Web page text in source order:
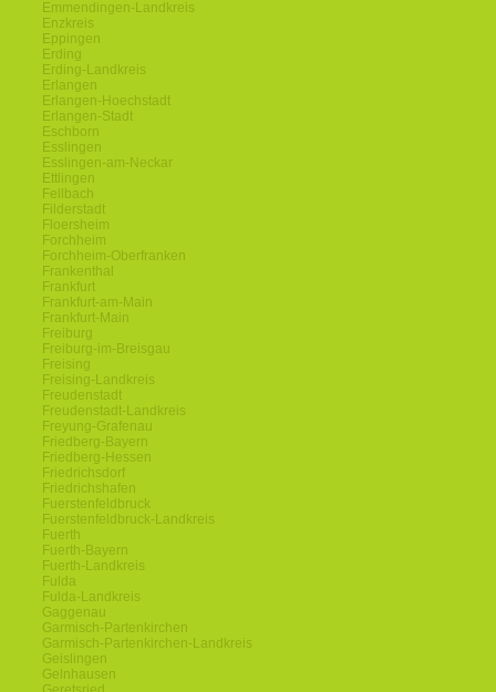
Emmendingen-Landkreis
Enzkreis
Eppingen
Erding
Erding-Landkreis
Erlangen
Erlangen-Hoechstadt
Erlangen-Stadt
Eschborn
Esslingen
Esslingen-am-Neckar
Ettlingen
Fellbach
Filderstadt
Floersheim
Forchheim
Forchheim-Oberfranken
Frankenthal
Frankfurt
Frankfurt-am-Main
Frankfurt-Main
Freiburg
Freiburg-im-Breisgau
Freising
Freising-Landkreis
Freudenstadt
Freudenstadt-Landkreis
Freyung-Grafenau
Friedberg-Bayern
Friedberg-Hessen
Friedrichsdorf
Friedrichshafen
Fuerstenfeldbruck
Fuerstenfeldbruck-Landkreis
Fuerth
Fuerth-Bayern
Fuerth-Landkreis
Fulda
Fulda-Landkreis
Gaggenau
Garmisch-Partenkirchen
Garmisch-Partenkirchen-Landkreis
Geislingen
Gelnhausen